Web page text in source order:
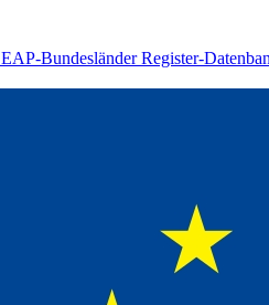
EAP-BundesländerRegister-